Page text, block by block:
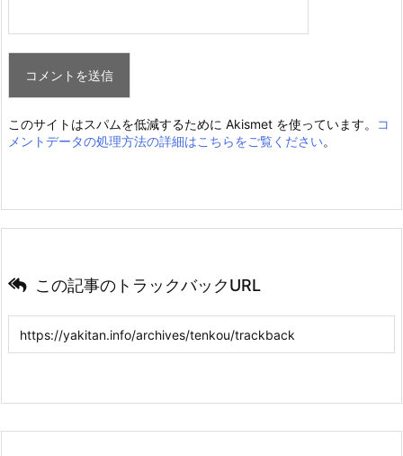
このサイトはスパムを低減するために Akismet を使っています。
コ
メントデータの処理方法の詳細はこちらをご覧ください。
この記事のトラックバックURL